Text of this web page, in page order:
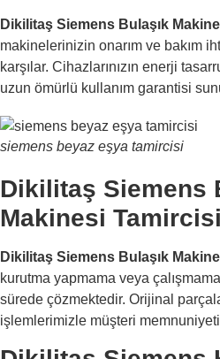
Dikilitaş Siemens Bulaşık
makinelerinizin onarım ve bakım
karşılar. Cihazlarınızın enerji
uzun ömürlü kullanım garantisi
siemens beyaz eşya tamircisi
Dikilitaş Siemens
Makinesi Tamircisi
Dikilitaş Siemens Bulaşık
kurutma yapmama veya
sürede çözmektedir. Orijinal
işlemlerimizle müşteri